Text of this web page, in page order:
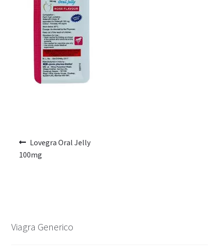
Faire la fête
Comment choisir?
Base de données de produits
Vérifiez le statut de votre Commande
Lovegra Oral Jelly
100mg
Viagra Generico